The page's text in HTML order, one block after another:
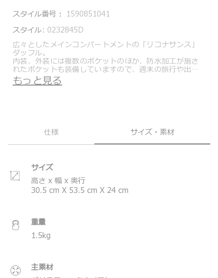
スタイル番号： 1590851041
スタイル: 0232845D
広々としたメインコンパートメントの「リコナサンス」
ダッフル。
内装、外装には複数のポケットのほか、防水加工が施さ
れたポケットも装備していますので、週末の旅行や出張
だけでなく、ジムやエクササイズの際にも便利にご使用
いただけます。
Alpha Bravoは、耐久性、モジュール性、サステナビリ
ティにフォーカスし、現代のグローバルシチズンに見合
う実用的な機能を備えたコレクション。
本体リサイクル素材を使用したトゥミのシグネチャーで
あるバリスティックナイロン、本体のアクセントには耐
擦傷性のコーティング素材を採用した、より高い耐久性
を誇る洗練されたスタイルが揃います。
＊製品の仕様は予告なく変更する場合があります。
もっと見る
仕様 サイズ・素材
サイズ
高さ x 幅 x 奥行
30.5 cm X 53.5 cm X 24 cm
重量
1.5kg
主素材